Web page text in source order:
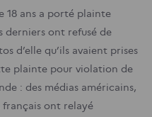
18 ans a porté plainte
derniers ont refusé de
d’elle qu’ils avaient prises
plainte pour violation de
: des médias américains,
français ont relayé